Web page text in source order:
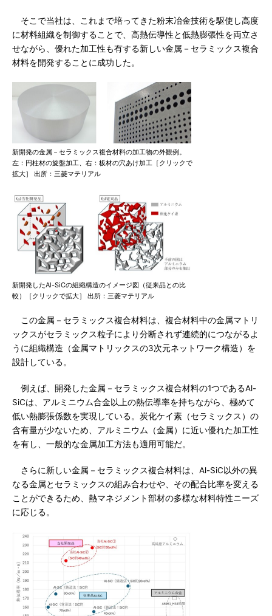
そこで当社は、これまで培ってきた粉末冶金技術を駆使し高度
に材料組織を制御することで、高熱伝導性と低熱膨張性を両立さ
せながら、優れた加工性も有する新しい金属－セラミックス複合
材料を開発することに成功した。
新開発の金属－セラミックス複合材料の加工物の外観例。
左：円柱材の旋盤加工、右：板材の穴あけ加工［クリックで
拡大］ 出所：三菱マテリアル
新開発したAl-SiCの組織構造のイメージ図（従来品との比
較）［クリックで拡大］ 出所：三菱マテリアル
この金属－セラミックス複合材料は、複合材料中の金属マトリ
ックスがセラミックス粒子により分断されず連続的につながるよ
うに組織構造（金属マトリックスの3次元ネットワーク構造）を
設計している。
例えば、開発した金属－セラミックス複合材料の1つであるAl-
SiCは、アルミニウム合金以上の熱伝導率を持ちながら、極めて
低い熱膨張係数を実現している。炭化ケイ素（セラミックス）の
含有量が少ないため、アルミニウム（金属）に近い優れた加工性
を有し、一般的な金属加工方法も適用可能だ。
さらに新しい金属－セラミックス複合材料は、Al-SiC以外の異
なる金属とセラミックスの組み合わせや、その配合比率を変える
ことができるため、熱マネジメント部材の多様な材料特性ニーズ
に応じる。